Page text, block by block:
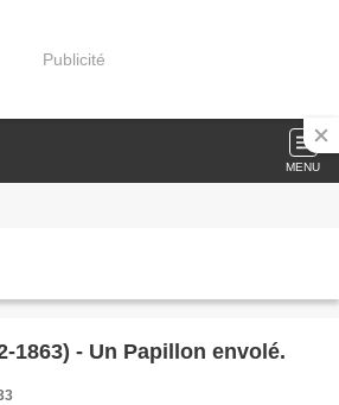
Publicité
MENU
1863) - Un Papillon envolé.